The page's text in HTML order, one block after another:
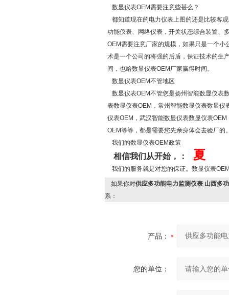
数显仪表OEM需要注意些甚么？
都知道现在的电力仪表上图的还是比较客
功能仪表、网络仪表，开关状态综合装置、
OEM需要注意厂家的规模，如果只是一个
术是一个公司的将强的后盾，保证技术的生
间，也给数显仪表OEM厂家赢得时间。
数显仪表OEM不管地区
数显仪表OEM不管您是扬州智能数显仪表
表数显仪表OEM，常州智能数显仪表数显
仪表OEM，武汉智能数显仪表数显仪表
OEM等等，都是需要您先亲身体会去验厂的
我们的数显仪表OEM政策
相信我们从开始，： 夏
我们的服务就是对您的保证。数显仪表
如果你对供应多功能电力监测仪表 山西多
系：
产品：
您的单位：